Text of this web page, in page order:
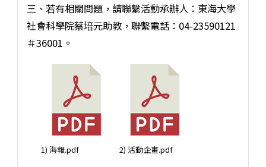
三、若有相關問題，請聯繫活動承辦人：東海大學
社會科學院蔡培元助教，聯繫電話：04-23590121
＃36001。
1) 海報.pdf 2) 活動企畫.pdf